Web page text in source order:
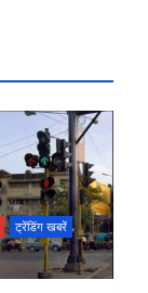
ट्रेंडिंग खबरें